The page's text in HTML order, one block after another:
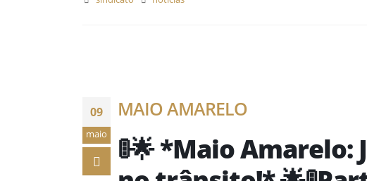
09
maio
MAIO AMARELO
🚦🌟 *Maio